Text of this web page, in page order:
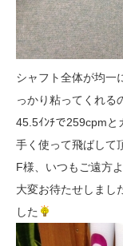
シャフト全体が均一
っかり粘ってくれる
45.5ｲﾝﾁで259cpmと
手く使って飛ばして
F様、いつもご遠方
大変お待たせしまし
した